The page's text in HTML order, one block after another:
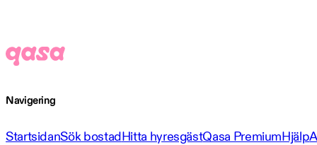
Navigering
StartsidanSök bostadHitta hyresgästQasa PremiumHjälp